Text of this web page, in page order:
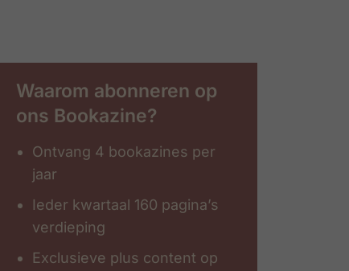
Waarom abonneren op
ons Bookazine?
Ontvang 4 bookazines per
jaar
Ieder kwartaal 160 pagina’s
verdieping
Exclusieve plus content op